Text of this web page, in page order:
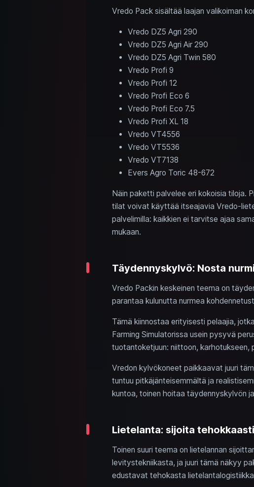
Vredo Pack sisältää laajan valikoiman
Vredo DZ5 Agri 290
Vredo DZ5 Agri Air 290
Vredo DZ5 Agri Twin 580
Vredo Profi 9
Vredo Profi 12
Vredo Profi Eco 6
Vredo Profi Eco 7.5
Vredo Profi XL 18
Vredo VT4556
Vredo VT5536
Vredo VT7138
Evers Agro Toric 48-672
Näin paketti palvelee eri kokoisia tiloja.
tilat voivat käyttää itseajavia Vredo-
palvelimilla: kaikkien ei tarvitse ajaa
mukaan.
Täydennyskylvö: Nosta
Vredo Packin keskeinen teema on
parantaa kulunutta nurmea
Tämä kiinnostaa erityisesti pelaajia,
Farming Simulatorissa usein pysyvä
tuotantoketjuun: niittoon, karhotukseen,
Vredon kylvökoneet paikkaavat juuri
tuntuu pitkäjänteisemmältä ja
kuntoa, toinen hoitaa täydennyskylvön
Lietelanta: sijoita
Toinen suuri teema on lietelannan
levitystekniikasta, ja juuri tämä näkyy
edustavat tehokasta